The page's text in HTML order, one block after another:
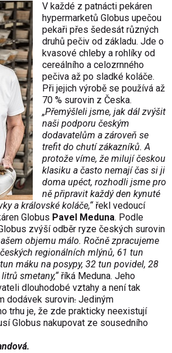
V každé z patnácti pekáren
hypermarketů Globus upečou
pekaři přes šedesát různých
druhů pečiv od základu. Jde o
kvasové chleby a rohlíky od
cereálního a celozrnného
pečiva až po sladké koláče.
Při jejich výrobě se používá až
70 % surovin z Česka.
„Přemýšleli jsme, jak dál zvýšit
naši podporu českým
dodavatelům a zároveň se
trefit do chutí zákazníků. A
protože víme, že milují českou
klasiku a často nemají čas si ji
doma upéct, rozhodli jsme pro
ně připravit každý den kynuté
a královské koláče,“ řekl vedoucí
Globus Pavel Meduna. Podle
zvýší odběr ryze českých surovin
objemu málo. Ročně zpracujeme
regionálních mlýnů, 61 tun
máku na posypy, 32 tun povidel, 28
smetany,“ říká Meduna. Jeho
dlouhodobé vztahy a není tak
dodávek surovin. Jediným
trhu je, že zde prakticky neexistují
Globus nakupovat ze sousedního